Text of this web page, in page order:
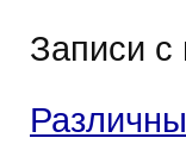
Записи с